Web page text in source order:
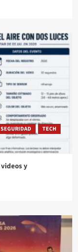
SEGURIDAD
TECH
y